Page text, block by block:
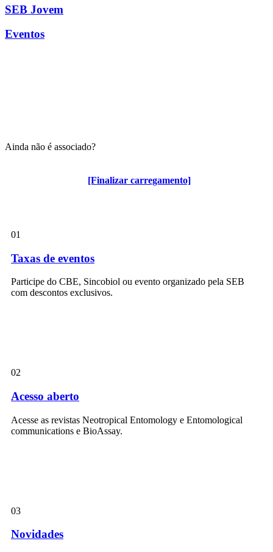
[Finalizar carregamento]
SEB Jovem
Eventos
Ainda não é associado?
Algumas vantagens para associados
01
Taxas de eventos
Participe do CBE, Sincobiol ou evento organizado pela SEB
com descontos exclusivos.
02
Acesso aberto
Acesse as revistas Neotropical Entomology e Entomological
communications e BioAssay.
03
Novidades